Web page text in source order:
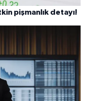
pişmanlık detayı!